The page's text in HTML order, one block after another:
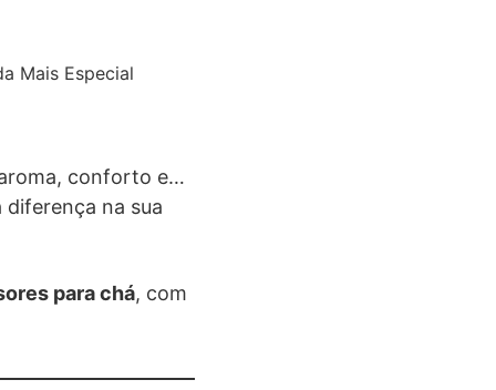
Mais Especial
conforto e…
na sua
para chá, com